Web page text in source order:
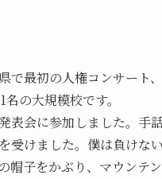
で最初の人権コンサート
の大規模校です。
表会に参加しました。手
受けました。僕は負けな
帽子をかぶり、マウンテ